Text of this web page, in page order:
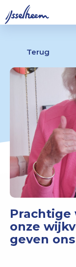
Terug
Prachtige
onze
geven